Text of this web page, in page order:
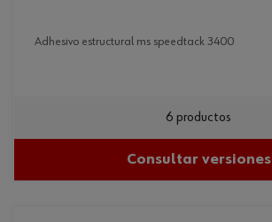
adhesivo estructural ms speedtack 3400
6 productos
Consultar versiones